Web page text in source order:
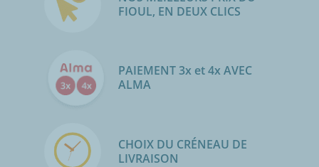
FIOUL, EN DEUX CLICS
PAIEMENT 3x et 4x AVEC
ALMA
CHOIX DU CRÉNEAU DE
LIVRAISON